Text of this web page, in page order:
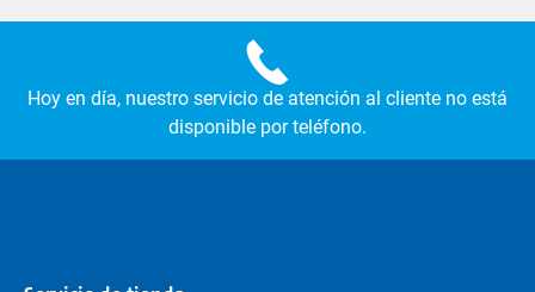
Hoy en día, nuestro servicio de atención al cliente no está
disponible por teléfono.